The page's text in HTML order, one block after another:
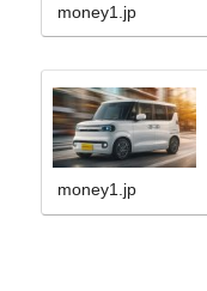
money1.jp
money1.jp